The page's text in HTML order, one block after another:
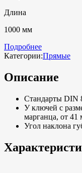
Длина
1000 мм
Подробнее
Категории:Прямые
Описание
Стандарты DIN
У ключей с
марганца, от 41
Угол наклона